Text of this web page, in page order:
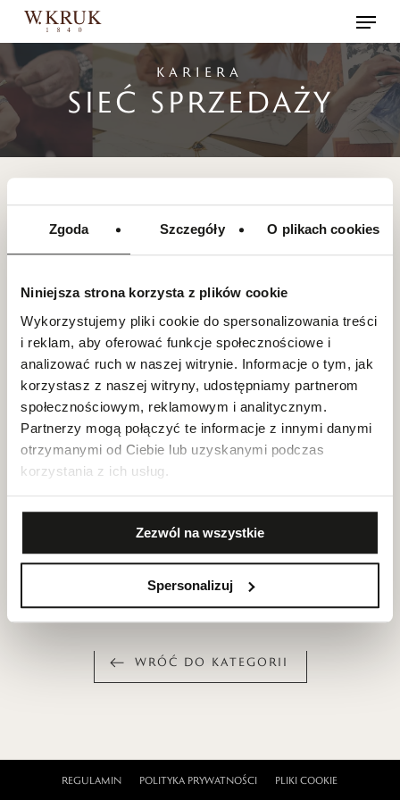
Zgoda Szczegóły O plikach cookies
Niniejsza strona korzysta z plików cookie
Wykorzystujemy pliki cookie do spersonalizowania treści
i reklam, aby oferować funkcje społecznościowe i
analizować ruch w naszej witrynie. Informacje o tym, jak
korzystasz z naszej witryny, udostępniamy partnerom
społecznościowym, reklamowym i analitycznym.
Partnerzy mogą połączyć te informacje z innymi danymi
otrzymanymi od Ciebie lub uzyskanymi podczas
korzystania z ich usług.
Zezwól na wszystkie
Spersonalizuj
Skip
content
Menu
SIEĆ SPRZEDAŻY
KARIERA
WRÓĆ DO KATEGORII
REGULAMIN POLITYKA PRYWATNOŚCI PLIKI COOKIE